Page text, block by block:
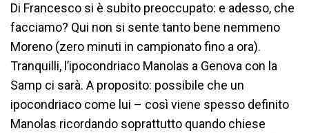
Di Francesco si è subito preoccupato: e adesso, che
facciamo? Qui non si sente tanto bene nemmeno
Moreno (zero minuti in campionato fino a ora).
Tranquilli, l’ipocondriaco Manolas a Genova con la
Samp ci sarà. A proposito: possibile che un
ipocondriaco come lui – così viene spesso definito
Manolas ricordando soprattutto quando chiese